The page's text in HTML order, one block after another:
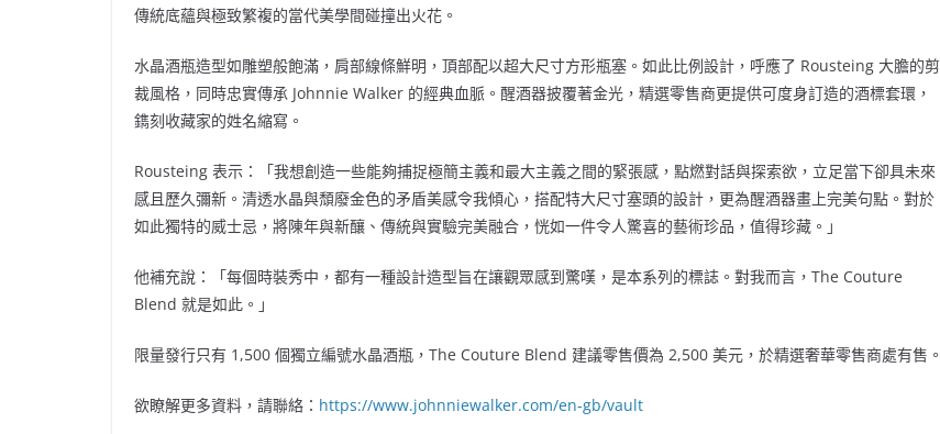
傳統底蘊與極致繁複的當代美學間碰撞出火花。
水晶酒瓶造型如雕塑般飽滿，肩部線條鮮明，頂部配以超大尺寸方形瓶塞。如此比例設計，呼應了 Rousteing 大膽的剪
裁風格，同時忠實傳承 Johnnie Walker 的經典血脈。醒酒器披覆著金光，精選零售商更提供可度身訂造的酒標套環，
鐫刻收藏家的姓名縮寫。
Rousteing 表示：「我想創造一些能夠捕捉極簡主義和最大主義之間的緊張感，點燃對話與探索欲，立足當下卻具未來
感且歷久彌新。清透水晶與頹廢金色的矛盾美感令我傾心，搭配特大尺寸塞頭的設計，更為醒酒器畫上完美句點。對於
如此獨特的威士忌，將陳年與新釀、傳統與實驗完美融合，恍如一件令人驚喜的藝術珍品，值得珍藏。」
他補充說：「每個時裝秀中，都有一種設計造型旨在讓觀眾感到驚嘆，是本系列的標誌。對我而言，The Couture
Blend 就是如此。」
限量發行只有 1,500 個獨立編號水晶酒瓶，The Couture Blend 建議零售價為 2,500 美元，於精選奢華零售商處有售。
欲瞭解更多資料，請聯絡： https://www.johnniewalker.com/en-gb/vault